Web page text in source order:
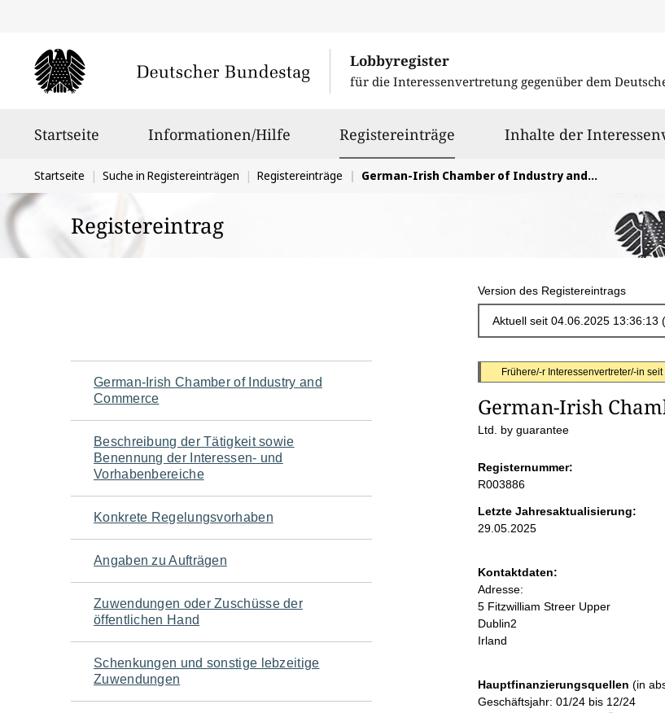
Lobbyregister
für die Interessenvertretung gegenüber dem
Startseite Informationen/Hilfe Registereinträge ausgewähltInhalte der
Sie
befinden
sich
hier:
Startseite Suche in Registereinträgen Registereinträge German-Irish Chamber of Industry and Commerce
Registereintrag
Version des Registereintrags
Navigation
für
den
Seiteninhalt
German-Irish Chamber of Industry and
Commerce
Beschreibung der Tätigkeit sowie
Benennung der Interessen- und
Vorhabenbereiche
Konkrete Regelungsvorhaben
Angaben zu Aufträgen
Zuwendungen oder Zuschüsse der
öffentlichen Hand
Schenkungen und sonstige lebzeitige
Zuwendungen
S
e
i
t
e
n
i
Frühere/-r Interessenvertreter/-in seit
German-Irish
Ltd. by guarantee
Registernummer:
R003886
Letzte Jahresaktualisierung:
29.05.2025
Kontaktdaten:
Adresse:
5 Fitzwilliam Streer Upper
Dublin2
Irland
Hauptfinanzierungsquellen (in
Geschäftsjahr: 01/24 bis 12/24